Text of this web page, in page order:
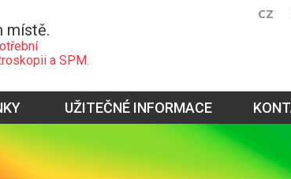
místě.
a SPM.
CZ
UŽITEČNÉ INFORMACE